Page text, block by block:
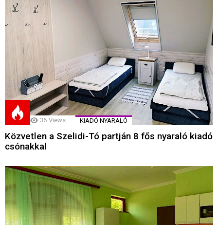
36 Views KIADÓ NYARALÓ
Közvetlen a Szelidi-Tó partján 8 fős nyaraló kiadó
csónakkal